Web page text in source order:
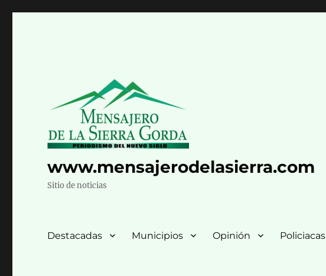
www.mensajerodelasierra.com
Sitio de noticias
Destacadas Municipios Opinión Policiacas